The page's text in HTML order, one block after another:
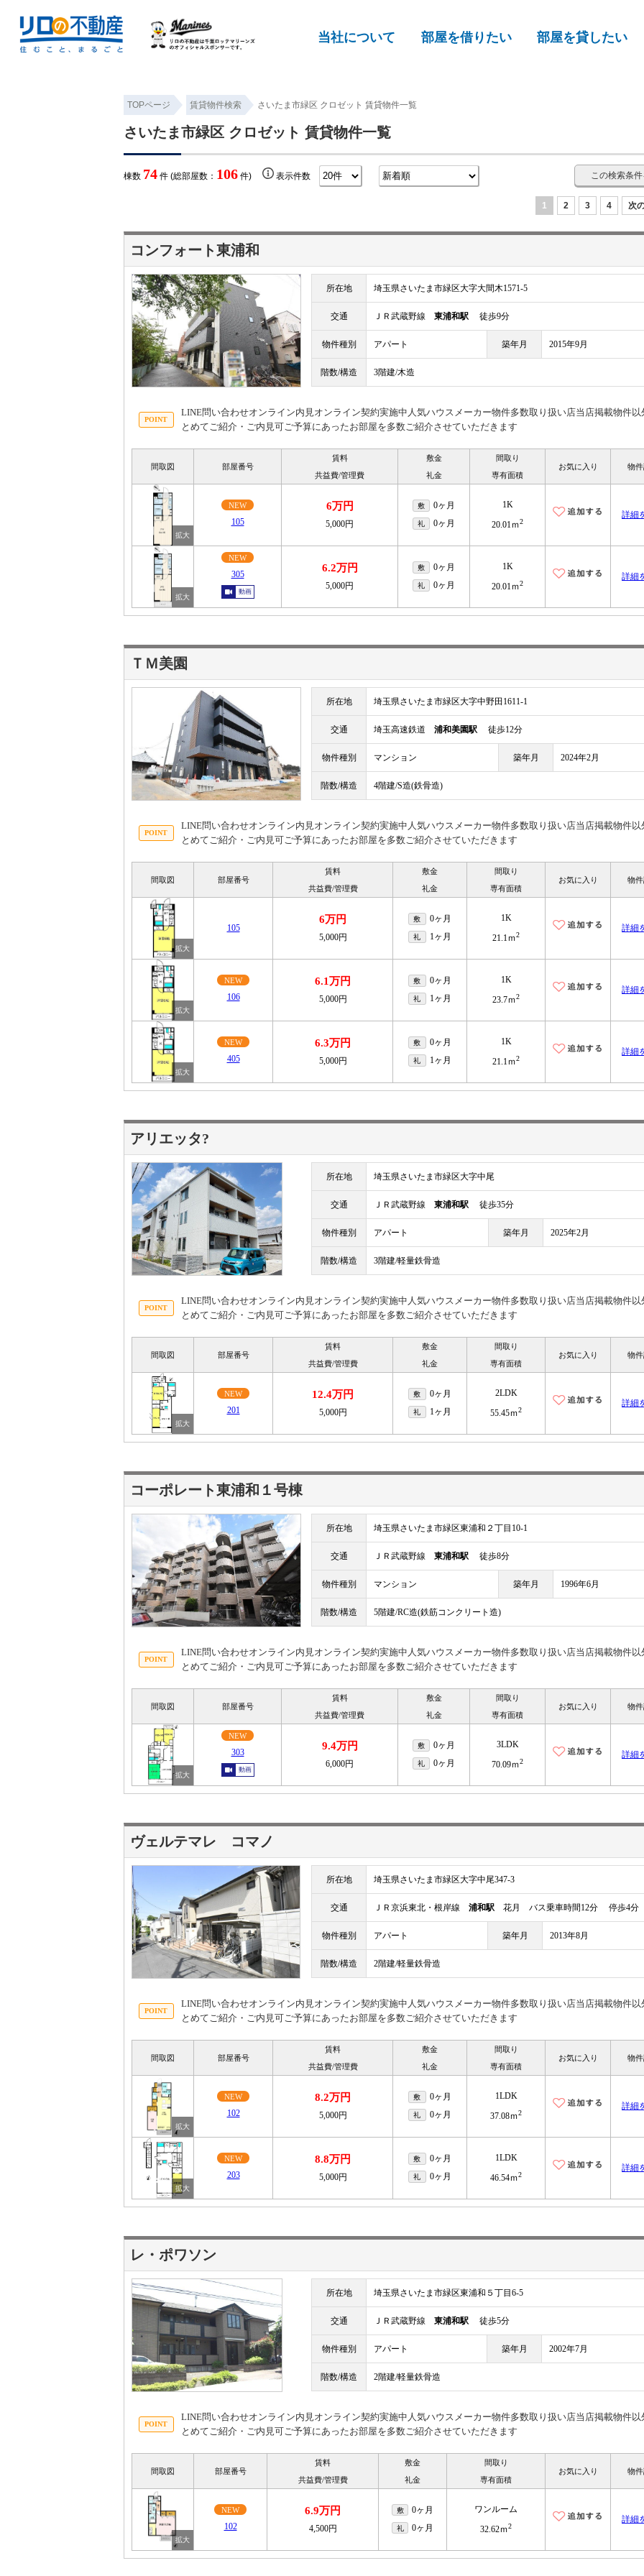
当社について 部屋を借りたい 部屋を貸したい
TOPページ 賃貸物件検索 さいたま市緑区 クロゼット 賃貸物件一覧
さいたま市緑区 クロゼット 賃貸物件一覧
棟数 74 件 (総部屋数： 106 件) 表示件数 この検索条
1 2 3 4 次
コンフォート東浦和
所在地 埼玉県さいたま市緑区大字大間木1571-5
交通 ＪＲ武蔵野線 東浦和駅 徒歩9分
物件種別 アパート 築年月 2015年9月
階数/構造 3階建/木造
LINE問い合わせオンライン内見オンライン契約実施中人気ハウスメーカー物件多数取り扱い店当店掲載物件以
とめてご紹介・ご内見可ご予算にあったお部屋を多数ご紹介させていただきます
間取図 部屋番号
賃料
共益費/管理費
敷金
礼金
間取り
専有面積
お気に入り 物
NEW
105
6万円
5,000円
敷 0ヶ月
礼 0ヶ月
1K
20.01ｍ2
詳細
NEW
305
動画
6.2万円
5,000円
敷 0ヶ月
礼 0ヶ月
1K
20.01ｍ2
詳細
ＴＭ美園
所在地 埼玉県さいたま市緑区大字中野田1611-1
交通 埼玉高速鉄道 浦和美園駅 徒歩12分
物件種別 マンション 築年月 2024年2月
階数/構造 4階建/S造(鉄骨造)
LINE問い合わせオンライン内見オンライン契約実施中人気ハウスメーカー物件多数取り扱い店当店掲載物件以
とめてご紹介・ご内見可ご予算にあったお部屋を多数ご紹介させていただきます
間取図 部屋番号
賃料
共益費/管理費
敷金
礼金
間取り
専有面積
お気に入り 物
105
6万円
5,000円
敷 0ヶ月
礼 1ヶ月
1K
21.1ｍ2
詳細
NEW
106
6.1万円
5,000円
敷 0ヶ月
礼 1ヶ月
1K
23.7ｍ2
詳細
NEW
405
6.3万円
5,000円
敷 0ヶ月
礼 1ヶ月
1K
21.1ｍ2
詳細
アリエッタ?
所在地 埼玉県さいたま市緑区大字中尾
交通 ＪＲ武蔵野線 東浦和駅 徒歩35分
物件種別 アパート 築年月 2025年2月
階数/構造 3階建/軽量鉄骨造
LINE問い合わせオンライン内見オンライン契約実施中人気ハウスメーカー物件多数取り扱い店当店掲載物件以
とめてご紹介・ご内見可ご予算にあったお部屋を多数ご紹介させていただきます
間取図 部屋番号
賃料
共益費/管理費
敷金
礼金
間取り
専有面積
お気に入り 物
NEW
201
12.4万円
5,000円
敷 0ヶ月
礼 1ヶ月
2LDK
55.45ｍ2
詳細
コーポレート東浦和１号棟
所在地 埼玉県さいたま市緑区東浦和２丁目10-1
交通 ＪＲ武蔵野線 東浦和駅 徒歩8分
物件種別 マンション 築年月 1996年6月
階数/構造 5階建/RC造(鉄筋コンクリート造)
LINE問い合わせオンライン内見オンライン契約実施中人気ハウスメーカー物件多数取り扱い店当店掲載物件以
とめてご紹介・ご内見可ご予算にあったお部屋を多数ご紹介させていただきます
間取図 部屋番号
賃料
共益費/管理費
敷金
礼金
間取り
専有面積
お気に入り 物
NEW
303
動画
9.4万円
6,000円
敷 0ヶ月
礼 0ヶ月
3LDK
70.09ｍ2
詳細
ヴェルテマレ コマノ
所在地 埼玉県さいたま市緑区大字中尾347-3
交通 ＪＲ京浜東北・根岸線 浦和駅 花月 バス乗車時間12分 停歩4分
物件種別 アパート 築年月 2013年8月
階数/構造 2階建/軽量鉄骨造
LINE問い合わせオンライン内見オンライン契約実施中人気ハウスメーカー物件多数取り扱い店当店掲載物件以
とめてご紹介・ご内見可ご予算にあったお部屋を多数ご紹介させていただきます
間取図 部屋番号
賃料
共益費/管理費
敷金
礼金
間取り
専有面積
お気に入り 物
NEW
102
8.2万円
5,000円
敷 0ヶ月
礼 0ヶ月
1LDK
37.08ｍ2
詳細
NEW
203
8.8万円
5,000円
敷 0ヶ月
礼 0ヶ月
1LDK
46.54ｍ2
詳細
レ・ポワソン
所在地 埼玉県さいたま市緑区東浦和５丁目6-5
交通 ＪＲ武蔵野線 東浦和駅 徒歩5分
物件種別 アパート 築年月 2002年7月
階数/構造 2階建/軽量鉄骨造
LINE問い合わせオンライン内見オンライン契約実施中人気ハウスメーカー物件多数取り扱い店当店掲載物件以
とめてご紹介・ご内見可ご予算にあったお部屋を多数ご紹介させていただきます
間取図 部屋番号
賃料
共益費/管理費
敷金
礼金
間取り
専有面積
お気に入り 物
NEW
102
6.9万円
4,500円
敷 0ヶ月
礼 0ヶ月
ワンルーム
32.62ｍ2
詳細